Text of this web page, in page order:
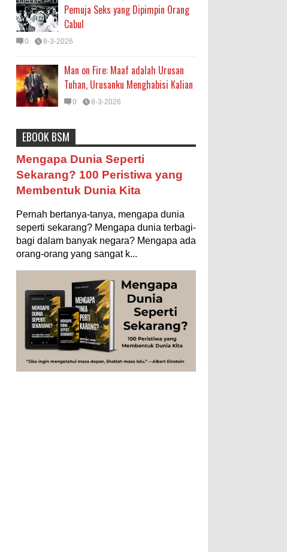
Pemuja Seks yang Dipimpin Orang
Cabul
0 8-3-2026
Man on Fire: Maaf adalah Urusan
Tuhan, Urusanku Menghabisi Kalian
0 8-3-2026
Astronomi Biologi Budaya Buku
Bumi
Entertainment
Fakta & Statistik
Filsafat
Flora Geografi
Hoeda's Note
Indonesia
Internasional Internet
Iptek
Istilah Ilmiah
Makanan & Minuman
Misteri
Mitologi
Nature Olahraga
Pendidikan
Psikologi Sains
Sejarah
Studi
Teknologi Tips
Tokoh
Tubuh Manusia
Umum
Mengapa Negara Miskin Tidak
Mencetak Uang yang Banyak saja
biar Kaya?
Ilustrasi/istimewa Jawaban untuk
panjang lebar, namun berikut ini saya usahakan
seringkas...
Ukuran 1 Kaki itu Berapa Meter?
disingkat ft) memang lebih sering
digunakan dibanding “meter”...
Rahasia Togel yang Tidak Dipahami
Pemain Togel
Ilustrasi/zdnet.com Ini adalah catatan
penutup untuk dua catatan saya
EBOOK BSM
Mengapa Dunia Seperti
Sekarang? 100 Peristiwa yang
Membentuk Dunia Kita
Pernah bertanya-tanya, mengapa dunia
seperti sekarang? Mengapa dunia terbagi-
bagi dalam banyak negara? Mengapa ada
orang-orang yang sangat k...